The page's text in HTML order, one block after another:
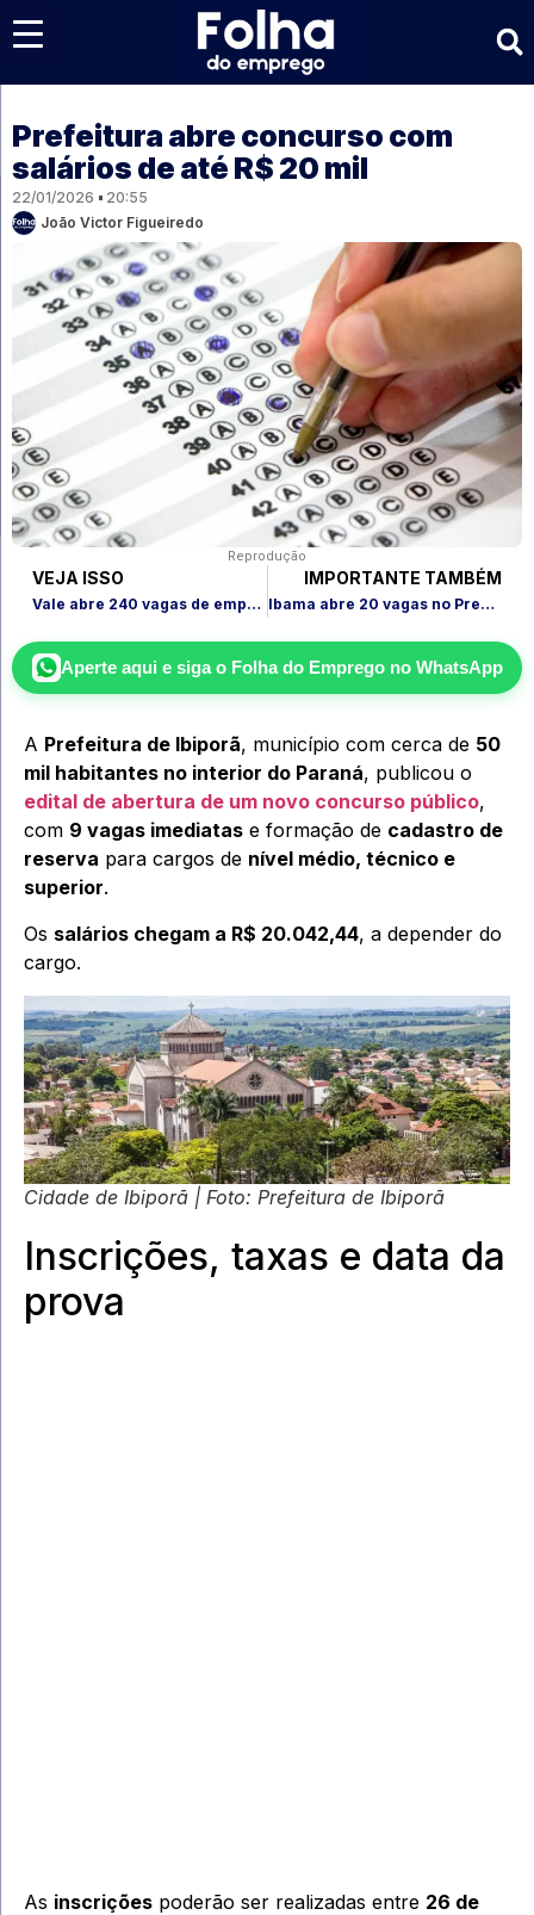
Prefeitura abre concurso com
salários de até R$ 20 mil
22/01/2026
20:55
João Victor Figueiredo
Reprodução
VEJA ISSO
Vale abre 240 vagas de emprego e contrata em estados estratégicos
IMPORTANTE TAMBÉM
Ibama abre 20 vagas no Prevfogo; veja lotação e inscrição presencial
Aperte aqui e siga o Folha do Empregono WhatsApp
A Prefeitura de Ibiporã, município com cerca de 50
mil habitantes no interior do Paraná, publicou o
edital de abertura de um novo concurso público,
com 9 vagas imediatas e formação de cadastro de
reserva para cargos de nível médio, técnico e
superior.
Os salários chegam a R$ 20.042,44, a depender do
cargo.
Cidade de Ibiporã | Foto: Prefeitura de Ibiporã
Inscrições, taxas e data da
prova
As inscrições poderão ser realizadas entre 26 de